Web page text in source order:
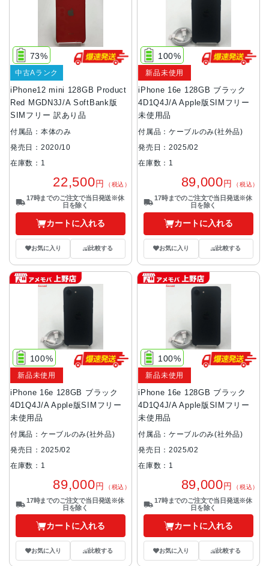
iPhone12 mini 128GB Product
Red MGDN3J/A SoftBank版
SIMフリー 訳あり品
73%
中古Aランク
付属品：本体のみ
発売日：2020/10
在庫数：1
22,500円 （税込）
17時までのご注文で当日発送※休
日を除く
カートに入れる
お気に入り 比較する
iPhone 16e 128GB ブラック
4D1Q4J/A Apple版SIMフリー
未使用品
100%
新品未使用
付属品：ケーブルのみ(社外品)
発売日：2025/02
在庫数：1
89,000円 （税込）
17時までのご注文で当日発送※休
日を除く
カートに入れる
お気に入り 比較する
iPhone 16e 128GB ブラック
4D1Q4J/A Apple版SIMフリー
未使用品
100%
新品未使用
付属品：ケーブルのみ(社外品)
発売日：2025/02
在庫数：1
89,000円 （税込）
17時までのご注文で当日発送※休
日を除く
カートに入れる
お気に入り 比較する
iPhone 16e 128GB ブラック
4D1Q4J/A Apple版SIMフリー
未使用品
100%
新品未使用
付属品：ケーブルのみ(社外品)
発売日：2025/02
在庫数：1
89,000円 （税込）
17時までのご注文で当日発送※休
日を除く
カートに入れる
お気に入り 比較する